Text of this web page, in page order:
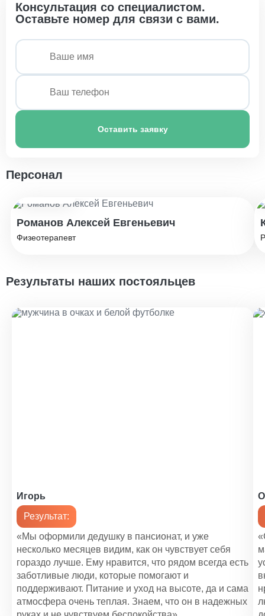
Консультация со специалистом.
Оставьте номер для связи с вами.
Оставить заявку
Персонал
Романов Алексей Евгеньевич
Физеотерапевт
Результаты наших постояльцев
Игорь
Результат:
«Мы оформили дедушку в пансионат, и уже
несколько месяцев видим, как он чувствует себя
гораздо лучше. Ему нравится, что рядом всегда есть
заботливые люди, которые помогают и
поддерживают. Питание и уход на высоте, да и сама
атмосфера очень теплая. Знаем, что он в надежных